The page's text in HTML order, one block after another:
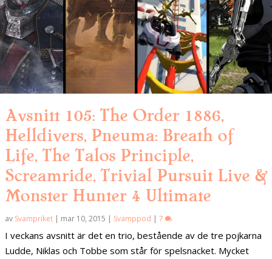
Avsnitt 105: The Order 1886,
Helldivers, Pneuma: Breath of
Life, The Talos Principle,
Screamride, Trivial Pursuit Live &
Monster Hunter 4 Ultimate
av Svampriket mar 10, 2015 Svamppod 7
I veckans avsnitt är det en trio, bestående av de tre pojkarna
Ludde, Niklas och Tobbe som står för spelsnacket. Mycket